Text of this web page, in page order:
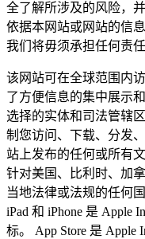
全了解所涉及的风险，
依据本网站或网站的信
我们将毋须承担任何责任
该网站可在全球范围内
了方便信息的集中展示
选择的实体和司法管辖
制您访问、下载、分发
站上发布的任何或所有
针对美国、比利时、加
当地法律或法规的任何
iPad 和 iPhone 是 Apple
标。 App Store 是 Apple